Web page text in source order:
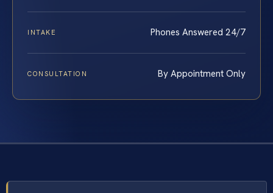
INTAKE Phones Answered 24/7
CONSULTATION By Appointment Only